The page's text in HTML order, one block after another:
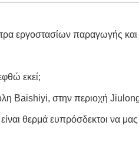
εργοστασίων παραγωγής
εκεί;
Baishiyi, στην περιοχή
θερμά ευπρόσδεκτοι να